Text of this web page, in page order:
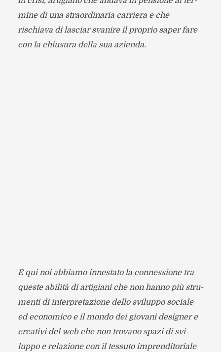
mine di una straor­di­na­ria car­riera e che
rischiava di lasciar sva­nire il pro­prio saper fare
con la chiu­sura della sua azienda.
E qui noi abbiamo inne­stato la con­nes­sione tra
que­ste abi­lità di arti­giani che non hanno più stru­
menti di inter­pre­ta­zione dello svi­luppo sociale
ed eco­no­mico e il mondo dei gio­vani desi­gner e
crea­tivi del web che non tro­vano spazi di svi­
luppo e rela­zione con il tes­suto impren­di­to­riale